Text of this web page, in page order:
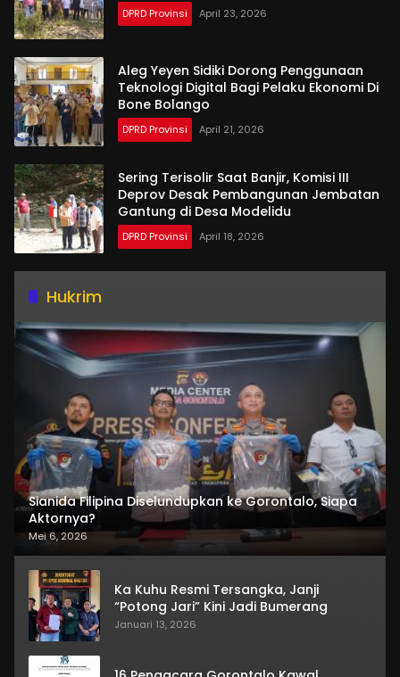
DPRD Provinsi April 23, 2026
Aleg Yeyen Sidiki Dorong Penggunaan
Teknologi Digital Bagi Pelaku Ekonomi Di
Bone Bolango
DPRD Provinsi April 21, 2026
Sering Terisolir Saat Banjir, Komisi III
Deprov Desak Pembangunan Jembatan
Gantung di Desa Modelidu
DPRD Provinsi April 18, 2026
Hukrim
Sianida Filipina Diselundupkan ke Gorontalo, Siapa
Aktornya?
Mei 6, 2026
Ka Kuhu Resmi Tersangka, Janji
“Potong Jari” Kini Jadi Bumerang
Januari 13, 2026